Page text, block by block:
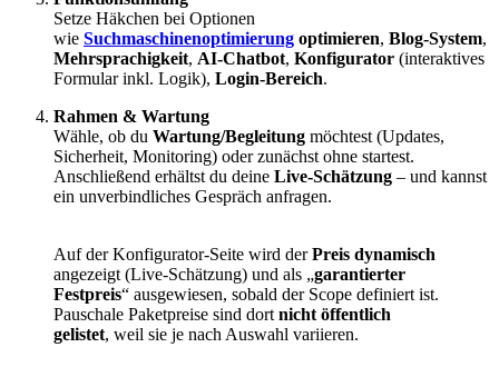
Setze Häkchen bei Optionen
wie Suchmaschinenoptimierung optimieren, Blog-System,
Mehrsprachigkeit, AI-Chatbot, Konfigurator (interaktives
Formular inkl. Logik), Login-Bereich.
Rahmen & Wartung
Wähle, ob du Wartung/Begleitung möchtest (Updates,
Sicherheit, Monitoring) oder zunächst ohne startest.
Anschließend erhältst du deine Live-Schätzung – und kannst
ein unverbindliches Gespräch anfragen.
Auf der Konfigurator-Seite wird derPreis dynamisch
angezeigt (Live-Schätzung) und als „garantierter
Festpreis“ ausgewiesen, sobald der Scope definiert ist.
Pauschale Paketpreise sind dort nicht öffentlich
gelistet, weil sie je nach Auswahl variieren.